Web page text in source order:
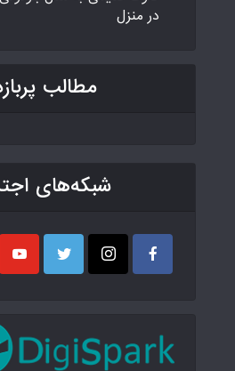
در منزل
مطالب
شبکه‌های